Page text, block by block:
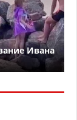
Ивана